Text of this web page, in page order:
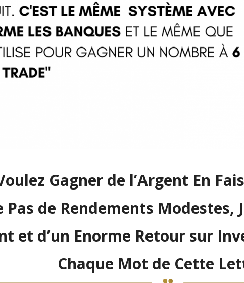
Gagner de l’Argent En
Pas de Rendements Modestes,
et d’un Enorme Retour sur
Chaque Mot de Cette